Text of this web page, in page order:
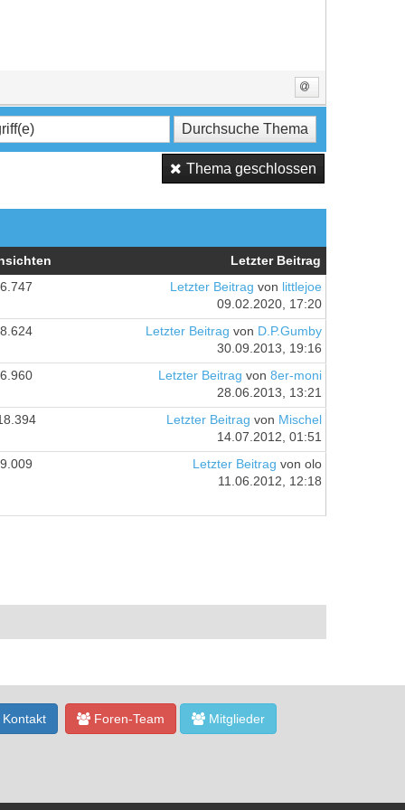
Thema geschlossen
Letzter Beitrag
6.747
Letzter Beitrag von littlejoe
09.02.2020, 17:20
8.624
Letzter Beitrag von D.P.Gumby
30.09.2013, 19:16
6.960
Letzter Beitrag von 8er-moni
28.06.2013, 13:21
Letzter Beitrag von Mischel
14.07.2012, 01:51
9.009
Letzter Beitrag von olo
11.06.2012, 12:18
Kontakt Foren-Team Mitglieder